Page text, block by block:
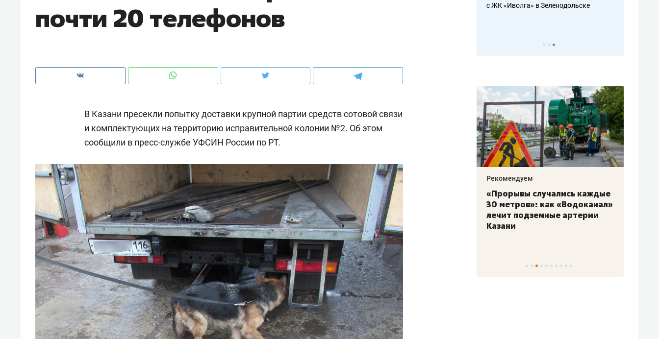
почти 20 телефонов
В Казани пресекли попытку доставки крупной партии средств сотовой связи
и комплектующих на территорию исправительной колонии №2. Об этом
сообщили в пресс-службе УФСИН России по РТ.
налогах и развитии без кредитов
с ЖК «Иволга» в Зеленодольске
Рекомендуем
«В банкротствах сегодня
ищут не активы, а людей,
которые ими управляли. Они
отвечают личным
имуществом!»
Рекомендуем
Опыт выживания в дикой
природе, работа
с ментальным и физическим
состоянием как основа
антихрупких команд
Рекомендуем
Мексика, рок-концерт
и вагон с чак-чаком: как
в Менделеевске прошла
«Гонка Героев»
Рекомендуем
«Прорывы случались каждые
30 метров»: как «Водоканал»
лечит подземные артерии
Казани